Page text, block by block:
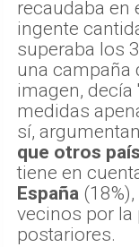
recaudaba en
ingente
superaba los
una campaña
imagen, decía
medidas
sí,
que otros
tiene en
España
vecinos por la
postariores.